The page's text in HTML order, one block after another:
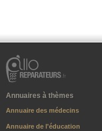
Annuaires à thèmes
Annuaire des médecins
Annuaire de l'éducation